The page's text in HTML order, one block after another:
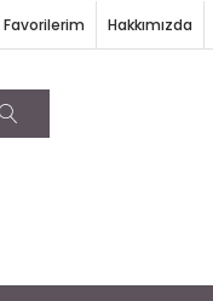
Hakkımızda
Favorilerim